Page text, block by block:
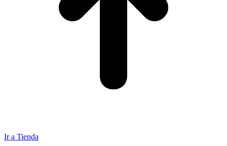
Ir a Tienda